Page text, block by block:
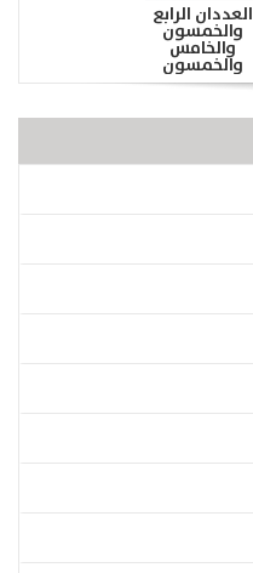
العددان الرابع
والخمسون
والخامس
والخمسون